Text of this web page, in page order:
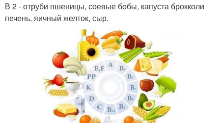
В 2 - отруби пшеницы, соевые бобы, капуста брокколи
печень, яичный желток, сыр.